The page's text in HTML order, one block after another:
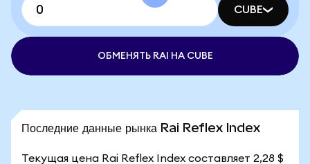
CUBE
ОБМЕНЯТЬ RAI НА CUBE
Последние данные рынка Rai Reflex Index
Текущая цена Rai Reflex Index составляет 2,28 $